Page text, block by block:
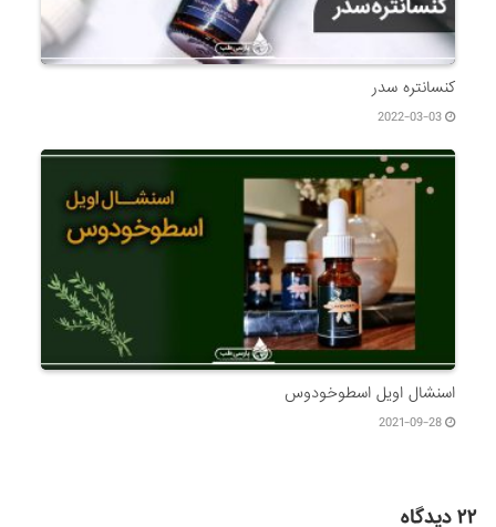
کنسانتره سدر
2022-03-03
اسنشال اویل اسطوخودوس
2021-09-28
۲۲ دیدگاه